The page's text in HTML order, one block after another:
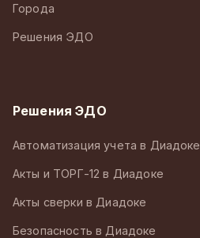
Города
Решения ЭДО
Решения ЭДО
Автоматизация учета в Диадоке
Акты и ТОРГ-12 в Диадоке
Акты сверки в Диадоке
Безопасность в Диадоке